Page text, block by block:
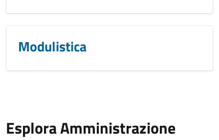
Modulistica
Esplora Amministrazione